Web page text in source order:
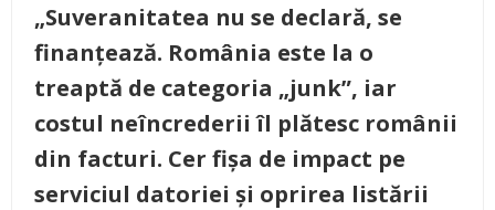
„Suveranitatea nu se declară, se
finanțează. România este la o
treaptă de categoria „junk”, iar
costul neîncrederii îl plătesc românii
din facturi. Cer fișa de impact pe
serviciul datoriei și oprirea listării